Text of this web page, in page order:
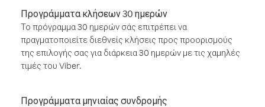
Προγράμματα κλήσεων 30 ημερών
Το πρόγραμμα 30 ημερών σάς επιτρέπει να
πραγματοποιείτε διεθνείς κλήσεις προς προορισμούς
της επιλογής σας για διάρκεια 30 ημερών με τις χαμηλές
τιμές του Viber.
Προγράμματα μηνιαίας συνδρομής